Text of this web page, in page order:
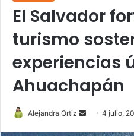
El Salvador
turismo
experiencias
Ahuachapán
Alejandra Ortiz
Send4 julio,